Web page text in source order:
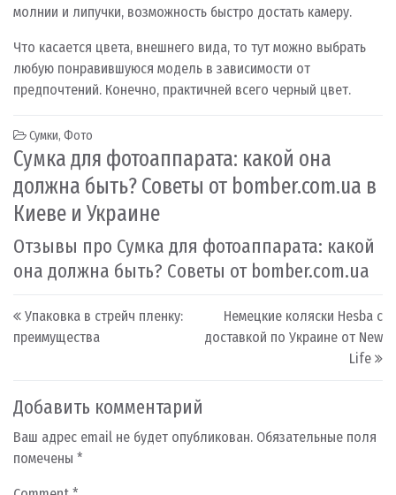
молнии и липучки, возможность быстро достать камеру.
Что касается цвета, внешнего вида, то тут можно выбрать
любую понравившуюся модель в зависимости от
предпочтений. Конечно, практичней всего черный цвет.
Сумки, Фото
Сумка для фотоаппарата: какой она
должна быть? Советы от bomber.com.ua в
Киеве и Украине
Отзывы про Сумка для фотоаппарата: какой
она должна быть? Советы от bomber.com.ua
Post navigation
Упаковка в стрейч пленку:
преимущества
Немецкие коляски Hesba с
доставкой по Украине от New
Life
Добавить комментарий
Ваш адрес email не будет опубликован. Обязательные поля
помечены *